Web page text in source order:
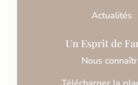
Actualités
Un Esprit de
Nous